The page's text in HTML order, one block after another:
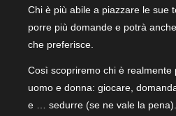
Chi è più abile a piazzare le sue
porre più domande e potrà
che preferisce.
Così scopriremo chi è realmente
uomo e donna: giocare,
e … sedurre (se ne vale la pena).